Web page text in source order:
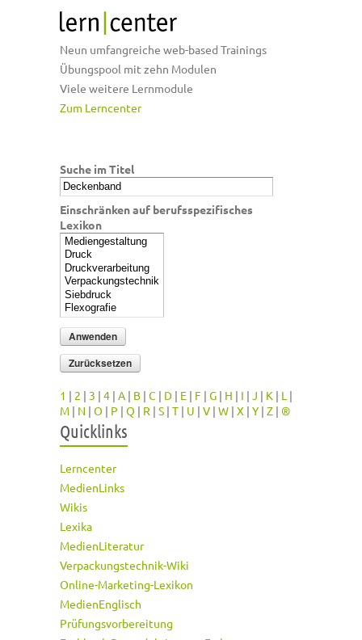
Neun umfangreiche web-based Trainings
Übungspool mit zehn Modulen
Viele weitere Lernmodule
Zum Lerncenter
Suche im Titel
Einschränken auf berufsspezifisches
Lexikon
1 | 2 | 3 | 4 | A | B | C | D | E | F | G | H | I | J | K | L |
M | N | O | P | Q | R | S | T | U | V | W | X | Y | Z | ®
Quicklinks
Lerncenter
MedienLinks
Wikis
Lexika
MedienLiteratur
Verpackungstechnik-Wiki
Online-Marketing-Lexikon
MedienEnglisch
Prüfungsvorbereitung